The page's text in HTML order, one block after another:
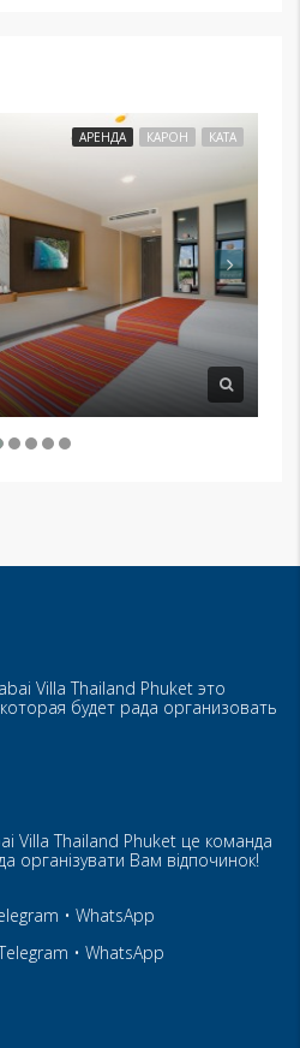
АРЕНДА КАРОН КАТА
Villa Thailand Phuket это
будет рада организовать
Villa Thailand Phuket це команда
організувати Вам відпочинок!
• WhatsApp
• WhatsApp